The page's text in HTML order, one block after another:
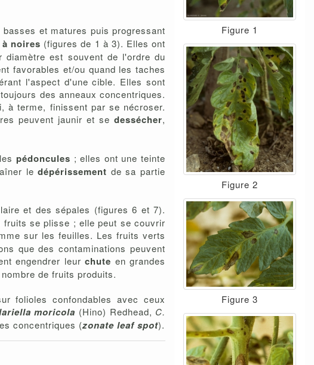
et matures puis progressant
noires (figures de 1 à 3). Elles ont
diamètre est souvent de l'ordre du
favorables et/ou quand les taches
l'aspect d'une cible. Elles sont
des anneaux concentriques.
à terme, finissent par se nécroser.
peuvent jaunir et se dessécher,
pédoncules ; elles ont une teinte
ledépérissement de sa partie
et des sépales (figures 6 et 7).
se plisse ; elle peut se couvrir
sur les feuilles. Les fruits verts
que des contaminations peuvent
engendrer leurchute en grandes
de fruits produits.
folioles confondables avec ceux
moricola (Hino) Redhead, C.
concentriques (zonate leaf spot).
Figure 1
Figure 2
Figure 3